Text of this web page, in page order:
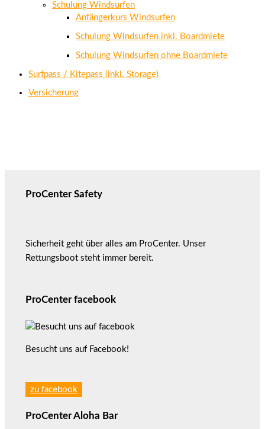
Schulung Windsurfen
Anfängerkurs Windsurfen
Schulung Windsurfen inkl. Boardmiete
Schulung Windsurfen ohne Boardmiete
Surfpass / Kitepass (inkl. Storage)
Versicherung
ProCenter Safety
Sicherheit geht über alles am ProCenter. Unser
Rettungsboot steht immer bereit.
ProCenter facebook
Besucht uns auf Facebook!
zu facebook
ProCenter Aloha Bar